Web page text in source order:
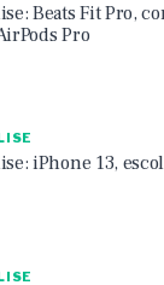
Beats Fit Pro,
Pro
iPhone 13,